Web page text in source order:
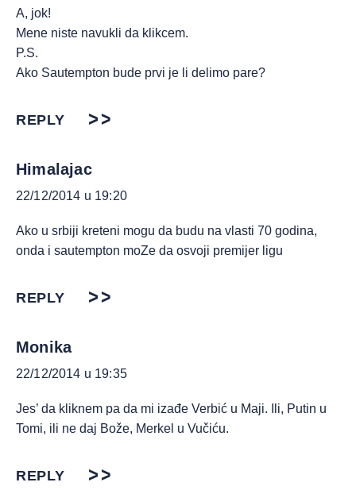
A, jok!
Mene niste navukli da klikcem.
P.S.
Ako Sautempton bude prvi je li delimo pare?
REPLY
Himalajac
22/12/2014 u 19:20
Ako u srbiji kreteni mogu da budu na vlasti 70 godina,
onda i sautempton moZe da osvoji premijer ligu
REPLY
Monika
22/12/2014 u 19:35
Jes’ da kliknem pa da mi izađe Verbić u Maji. Ili, Putin u
Tomi, ili ne daj Bože, Merkel u Vučiću.
REPLY